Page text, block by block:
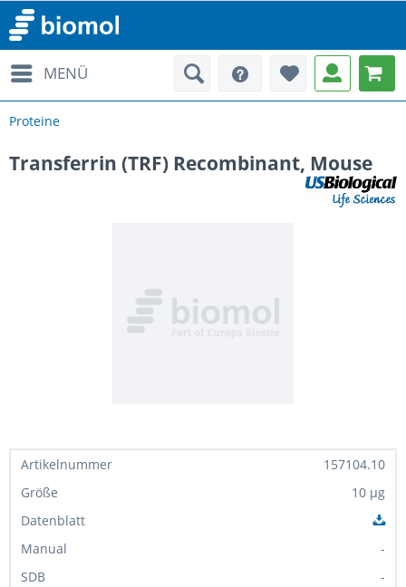
MENÜ
Proteine
Transferrin (TRF) Recombinant, Mouse
157104.10
10 µg
-
-